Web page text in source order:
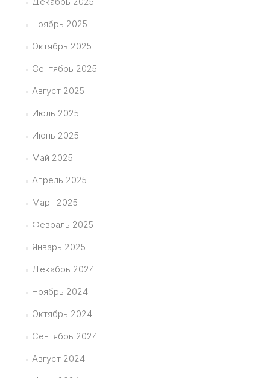
Ноябрь 2025
Октябрь 2025
Сентябрь 2025
Август 2025
Июль 2025
Июнь 2025
Май 2025
Апрель 2025
Март 2025
Февраль 2025
Январь 2025
Декабрь 2024
Ноябрь 2024
Октябрь 2024
Сентябрь 2024
Август 2024